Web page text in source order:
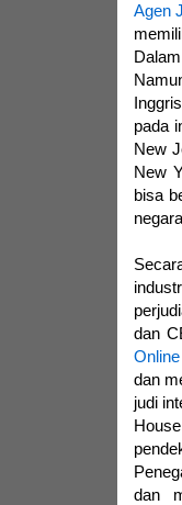
Agen
pada
New
New
bisa
dan
Online
dan
judi
dan